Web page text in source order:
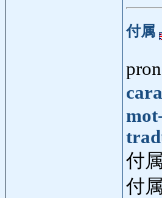
付属
付
付